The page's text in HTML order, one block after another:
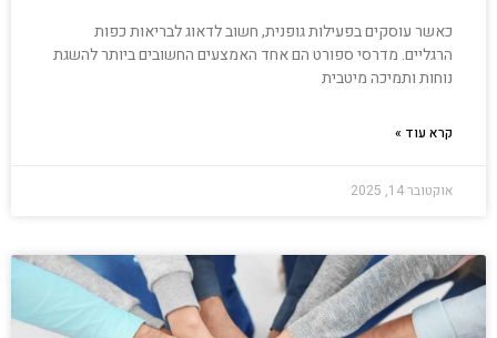
כאשר עוסקים בפעילות גופנית, חשוב לדאוג לבריאות כפות
הרגליים. מדרסי ספורט הם אחד האמצעים החשובים ביותר להשגת
נוחות ותמיכה מיטבית
קרא עוד »
אוקטובר 14, 2025